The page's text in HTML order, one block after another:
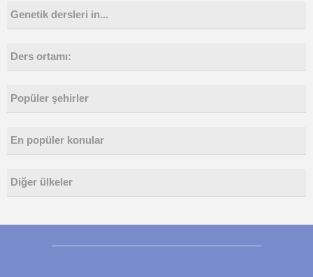
Genetik dersleri in...
Ders ortamı:
Popüler şehirler
En popüler konular
Diğer ülkeler